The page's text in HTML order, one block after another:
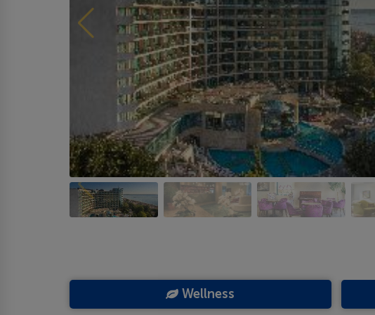
Wellness